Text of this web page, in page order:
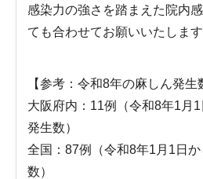
感染力の強さを踏まえた院内
ても合わせてお願いいたします
【参考：令和8年の麻しん発生
大阪府内：11例（令和8年1月
発生数）
全国：87例（令和8年1月1日
数）